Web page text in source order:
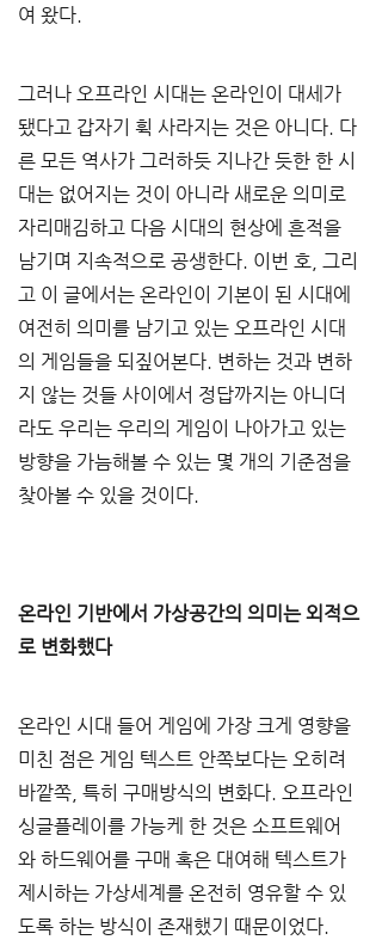
여 왔다.
그러나 오프라인 시대는 온라인이 대세가
됐다고 갑자기 휙 사라지는 것은 아니다. 다
른 모든 역사가 그러하듯 지나간 듯한 한 시
대는 없어지는 것이 아니라 새로운 의미로
자리매김하고 다음 시대의 현상에 흔적을
남기며 지속적으로 공생한다. 이번 호, 그리
고 이 글에서는 온라인이 기본이 된 시대에
여전히 의미를 남기고 있는 오프라인 시대
의 게임들을 되짚어본다. 변하는 것과 변하
지 않는 것들 사이에서 정답까지는 아니더
라도 우리는 우리의 게임이 나아가고 있는
방향을 가늠해볼 수 있는 몇 개의 기준점을
찾아볼 수 있을 것이다.
온라인 기반에서 가상공간의 의미는 외적으
로 변화했다
온라인 시대 들어 게임에 가장 크게 영향을
미친 점은 게임 텍스트 안쪽보다는 오히려
바깥쪽, 특히 구매방식의 변화다. 오프라인
싱글플레이를 가능케 한 것은 소프트웨어
와 하드웨어를 구매 혹은 대여해 텍스트가
제시하는 가상세계를 온전히 영유할 수 있
도록 하는 방식이 존재했기 때문이었다.